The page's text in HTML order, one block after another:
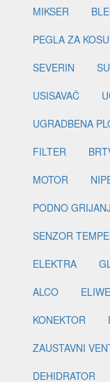
MIKSER
PEGLA ZA KOSU
SEVERIN
USISAVAČ
UGRADBENA
FILTER
MOTOR
PODNO
SENZOR
ELEKTRA
ALCO
KONEKTOR
ZAUSTAVNI
DEHIDRATOR